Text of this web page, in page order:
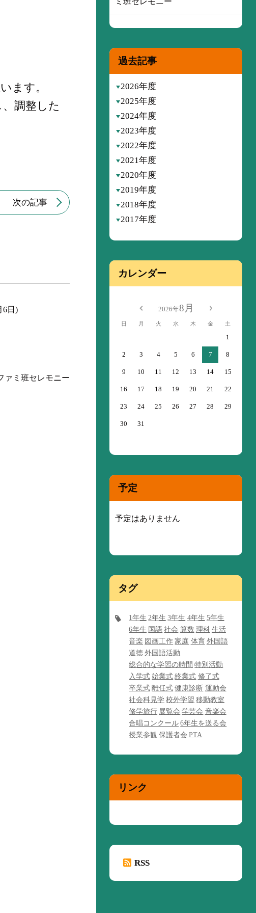
ます。
調整した
次の記事
日)
ァミ班セレモニー
過去記事
2026年度
2025年度
2024年度
2023年度
2022年度
2021年度
2020年度
2019年度
2018年度
2017年度
カレンダー
2026年8月
日 月 火 水 木 金 土
1
2 3 4 5 6 7 8
9 10 11 12 13 14 15
16 17 18 19 20 21 22
23 24 25 26 27 28 29
30 31
予定
予定はありません
タグ
1年生 2年生 3年生 4年生 5年生
6年生 国語 社会 算数 理科 生活
音楽 図画工作 家庭 体育 外国語
道徳 外国語活動
総合的な学習の時間 特別活動
入学式 始業式 終業式 修了式
卒業式 離任式 健康診断 運動会
社会科見学 校外学習 移動教室
修学旅行 展覧会 学芸会 音楽会
合唱コンクール 6年生を送る会
授業参観 保護者会 PTA
リンク
RSS